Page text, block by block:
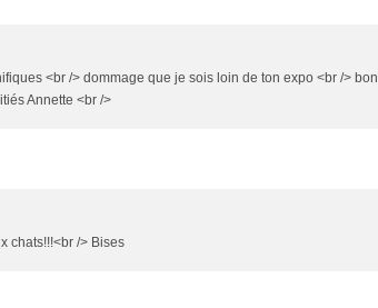
<br /> dommage que je sois loin de ton expo <br /> bon
Annette <br />
chats!!!<br /> Bises